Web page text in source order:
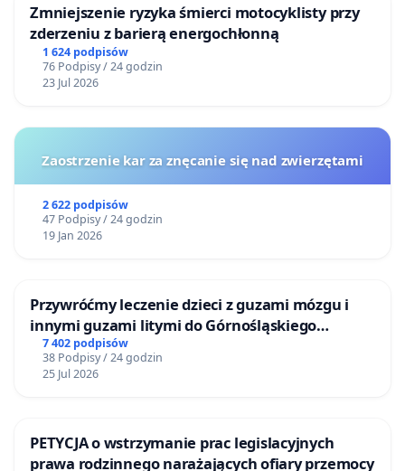
Zmniejszenie ryzyka śmierci motocyklisty przy
zderzeniu z barierą energochłonną
1 624 podpisów
76 Podpisy / 24 godzin
23 Jul 2026
Zaostrzenie kar za znęcanie się nad zwierzętami
2 622 podpisów
47 Podpisy / 24 godzin
19 Jan 2026
Przywróćmy leczenie dzieci z guzami mózgu i
innymi guzami litymi do Górnośląskiego
Centrum Zdrowia Dziecka w Katowicach
7 402 podpisów
38 Podpisy / 24 godzin
25 Jul 2026
PETYCJA o wstrzymanie prac legislacyjnych
prawa rodzinnego narażających ofiary przemocy